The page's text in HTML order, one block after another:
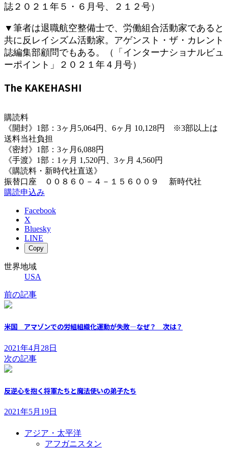
誌２０２１年５・６月号、２１２号）
▼筆者は退職航空整備士で、労働組合活動家であると
共に反レイシズム活動家。アゲンスト・ザ・カレント
誌編集部顧問でもある。（「インターナショナルビュ
ーポイント」２０２１年４月号）
The KAKEHASHI
購読料
《開封》1部：3ヶ月5,064円、6ヶ月 10,128円 ※3部以上は
送料当社負担
《密封》1部：3ヶ月6,088円
《手渡》1部：1ヶ月 1,520円、3ヶ月 4,560円
《購読料・新時代社直送》
振替口座 ００８６０－４－１５６００９ 新時代社
購読申込み
Facebook
X
Bluesky
LINE
Copy
世界地域
USA
前の記事
米国 アマゾンでの労組組織化運動が失敗―なぜ？ 次は？
2021年4月28日
次の記事
反逆心を抱く将軍たちと魔法使いの弟子たち
2021年5月19日
アジア・太平洋
アフガニスタン